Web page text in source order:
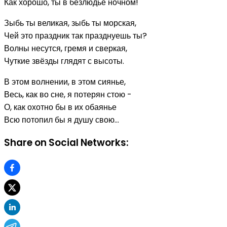
Зыбь ты великая, зыбь ты морская,
Чей это праздник так празднуешь ты?
Волны несутся, гремя и сверкая,
Чуткие звёзды глядят с высоты.
В этом волнении, в этом сиянье,
Весь, как во сне, я потерян стою -
О, как охотно бы в их обаянье
Всю потопил бы я душу свою...
Share on Social Networks: